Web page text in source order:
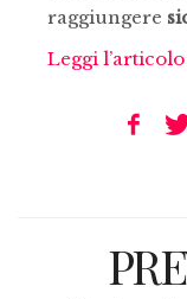
raggiungere
Leggi